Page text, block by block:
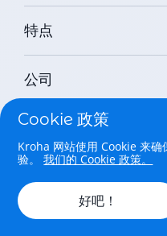
特点
公司
法律
Copyright © 2026 Parental
中国人
Cookie 政策
Kroha 网站使用 Cookie 来确
验。我们的 Cookie 政策。
好吧！